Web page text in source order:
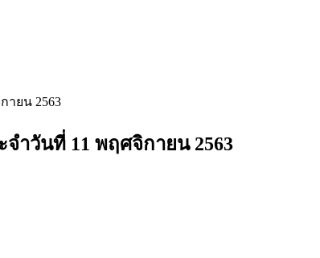
ายน 2563
ำวันที่ 11 พฤศจิกายน 2563